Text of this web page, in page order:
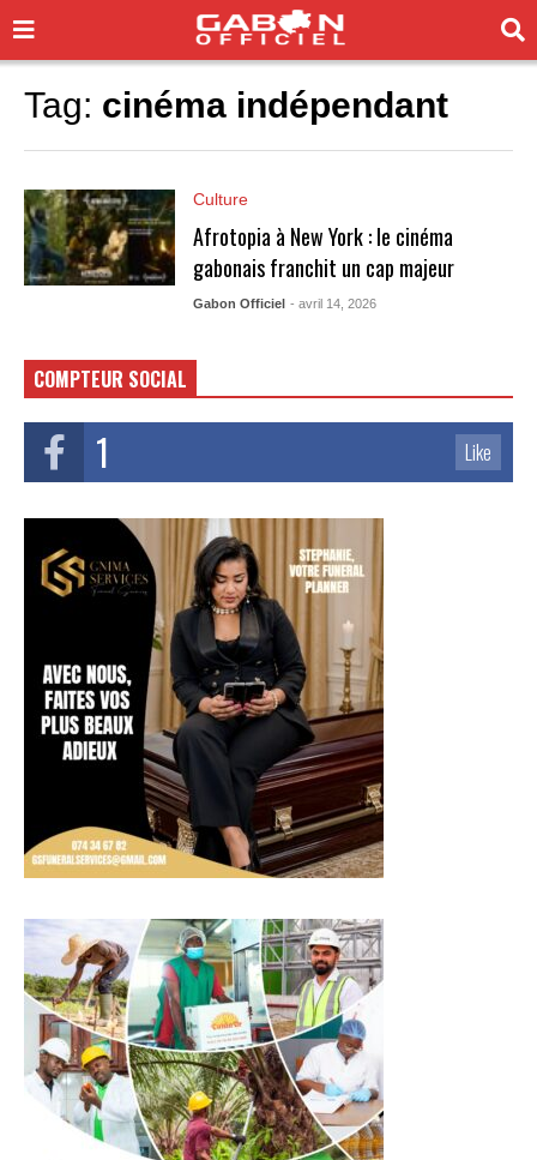
Tag: cinéma indépendant
Culture
Afrotopia à New York : le cinéma
gabonais franchit un cap majeur
Gabon Officiel - avril 14, 2026
COMPTEUR SOCIAL
1 Like